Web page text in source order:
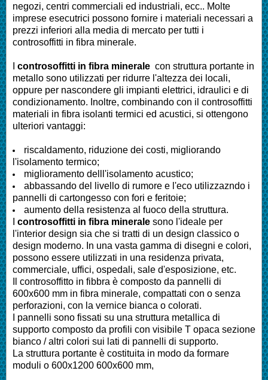
negozi, centri commerciali ed industriali, ecc.. Molte
imprese esecutrici possono fornire i materiali necessari a
prezzi inferiori alla media di mercato per tutti i
controsoffitti in fibra minerale.
controsoffitti in fibra minerale con struttura portante in
metallo sono utilizzati per ridurre l'altezza dei locali,
oppure per nascondere gli impianti elettrici, idraulici e di
condizionamento. Inoltre, combinando con il controsoffitti
materiali in fibra isolanti termici ed acustici, si ottengono
ulteriori vantaggi:
riscaldamento, riduzione dei costi, migliorando
l'isolamento termico;
miglioramento delll'isolamento acustico;
abbassando del livello di rumore e l'eco utilizzazndo i
pannelli di cartongesso con fori e feritoie;
aumento della resistenza al fuoco della struttura.
controsoffitti in fibra minerale sono l'ideale per
l'interior design sia che si tratti di un design classico o
design moderno. In una vasta gamma di disegni e colori,
possono essere utilizzati in una residenza privata,
commerciale, uffici, ospedali, sale d'esposizione, etc.
Il controsoffitto in fibbra è composto da pannelli di
600x600 mm in fibra minerale, compattati con o senza
perforazioni, con la vernice bianca o colorati.
I pannelli sono fissati su una struttura metallica di
supporto composto da profili con visibile T opaca sezione
bianco / altri colori sui lati di pannelli di supporto.
La struttura portante è costituita in modo da formare
moduli o 600x1200 600x600 mm,